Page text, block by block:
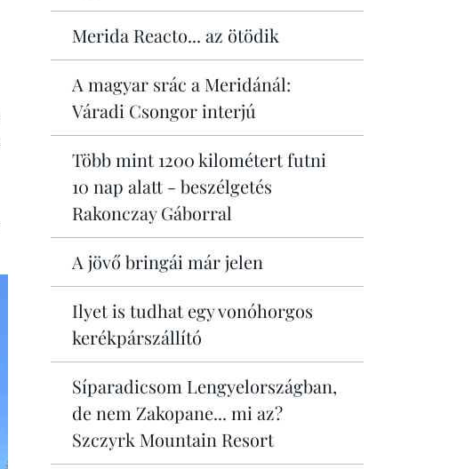
Merida Reacto... az ötödik
A magyar srác a Meridánál:
Váradi Csongor interjú
Több mint 1200 kilométert futni
10 nap alatt - beszélgetés
Rakonczay Gáborral
A jövő bringái már jelen
Ilyet is tudhat egy vonóhorgos
kerékpárszállító
Síparadicsom Lengyelországban,
de nem Zakopane... mi az?
Szczyrk Mountain Resort